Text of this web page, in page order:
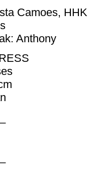
Camoes, HHK
Anthony